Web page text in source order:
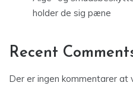
holder de sig pæne
Recent
Der er ingen kommentarer at